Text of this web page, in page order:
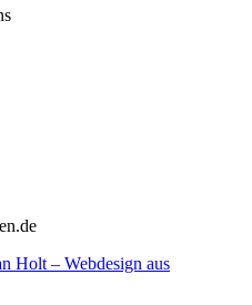
Holt – Webdesign aus